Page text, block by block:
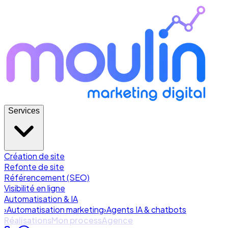
Services
Création de site
Refonte de site
Référencement (SEO)
Visibilité en ligne
Automatisation & IA
›Automatisation marketing›Agents IA & chatbots
RéalisationsMon processAgence